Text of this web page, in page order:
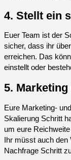
4. Stellt ein
Euer Team ist der
sicher, dass ihr
erreichen. Das
einstellt oder
5.
Eure Marketing-
Skalierung Schritt
um eure
Ihr müsst auch den
Nachfrage Schritt